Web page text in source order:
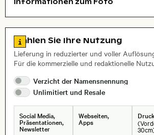
Informationen zum Foto
Zu den Lizenzinformationen
Wählen Sie Ihre Nutzung
Lieferung in reduzierter und voller
Für die kommerzielle und redaktionelle
Verzicht der Namensnennung
Unlimitiert und Resale
Social Media,
Präsentationen,
Newsletter
Webseiten,
Apps